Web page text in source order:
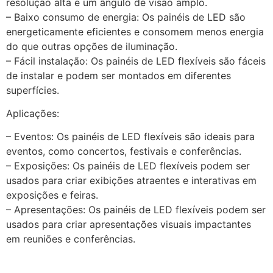
– Baixo consumo de energia: Os painéis de LED são
energeticamente eficientes e consomem menos energia
do que outras opções de iluminação.
– Fácil instalação: Os painéis de LED flexíveis são fáceis
de instalar e podem ser montados em diferentes
superfícies.
Aplicações:
– Eventos: Os painéis de LED flexíveis são ideais para
eventos, como concertos, festivais e conferências.
– Exposições: Os painéis de LED flexíveis podem ser
usados para criar exibições atraentes e interativas em
exposições e feiras.
– Apresentações: Os painéis de LED flexíveis podem ser
usados para criar apresentações visuais impactantes
em reuniões e conferências.